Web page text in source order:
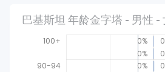
巴基斯坦 年龄金字塔 - 男性 -
0%
0%
0%
100+
90-94